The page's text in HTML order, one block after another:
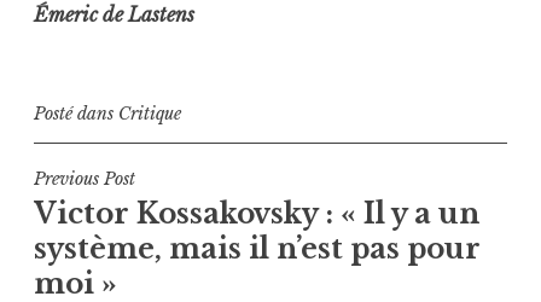
Émeric de Lastens
Posté dans Critique
Navigation
de
l’article
Previous Post
Victor Kossakovsky : « Il y a un
système, mais il n’est pas pour
moi »